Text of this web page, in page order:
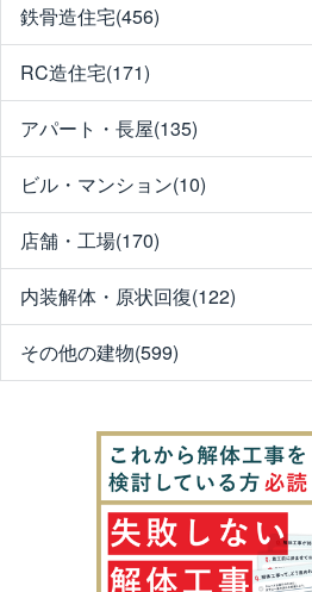
鉄骨造住宅(456)
RC造住宅(171)
アパート・長屋(135)
ビル・マンション(10)
店舗・工場(170)
内装解体・原状回復(122)
その他の建物(599)